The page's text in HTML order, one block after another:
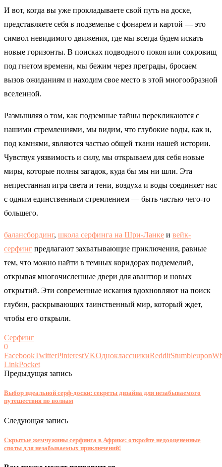
И вот, когда вы уже прокладываете свой путь на доске,
представляете себя в подземелье с фонарем и картой — это
символ невидимого движения, где мы всегда будем искать
новые горизонты. В поисках подводного покоя или сокровищ
под гнетом времени, мы бежим через преграды, бросаем
вызов ожиданиям и находим свое место в этой многообразной
вселенной.
Размышляя о том, как подземные тайны перекликаются с
нашими стремлениями, мы видим, что глубокие воды, как и,
под камнями, являются частью общей ткани нашей истории.
Чувствуя уязвимость и силу, мы открываем для себя новые
миры, которые полны загадок, куда бы мы ни шли. Эта
непрестанная игра света и тени, воздуха и воды соединяет нас
с одним единственным стремлением — быть частью чего-то
большего.
балансбординг, школа серфинга на Шри-Ланке и вейк-
серфинг предлагают захватывающие приключения, равные
тем, что можно найти в темных коридорах подземелий,
открывая многочисленные двери для авантюр и новых
открытий. Эти современные искания вдохновляют на поиск
глубин, раскрывающих таинственный мир, который ждет,
чтобы его открыли.
Серфинг
0
FacebookTwitterPinterestVKОдноклассникиRedditStumbleupon
LinkPocket
Предыдущая запись
Выбор идеальной серф-доски: секреты дизайна для незабываемого
путешествия по волнам
Следующая запись
Скрытые жемчужины серфинга в Африке: откройте недооцененные
споты для незабываемых приключений!